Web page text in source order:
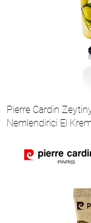
Pierre Cardin
Nemlendirici El